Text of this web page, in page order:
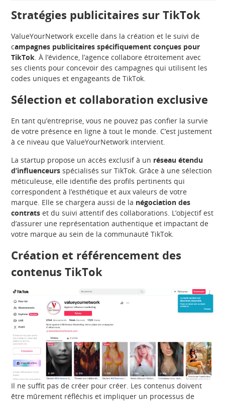
Stratégies publicitaires sur TikTok
ValueYourNetwork excelle dans la création et le suivi de
campagnes publicitaires spécifiquement conçues pour
TikTok . À l’évidence, l’agence collabore étroitement avec
ses clients pour concevoir des campagnes qui utilisent les
codes uniques et engageants de TikTok.
Sélection et collaboration exclusive
En tant qu’entreprise, vous ne pouvez pas confier la survie
de votre présence en ligne à tout le monde. C’est justement
à ce niveau que ValueYourNetwork intervient.
La startup propose un accès exclusif à un réseau étendu
d’influenceurs spécialisés sur TikTok. Grâce à une sélection
méticuleuse, elle identifie des profils pertinents qui
correspondent à l’esthétique et aux valeurs de votre
marque. Elle se chargera aussi de la négociation des
contrats et du suivi attentif des collaborations. L’objectif est
d’assurer une représentation authentique et impactant de
votre marque au sein de la communauté TikTok.
Création et référencement des
contenus TikTok
Il ne suffit pas de créer pour créer. Les contenus doivent
être mûrement réfléchis et impliquer un processus de